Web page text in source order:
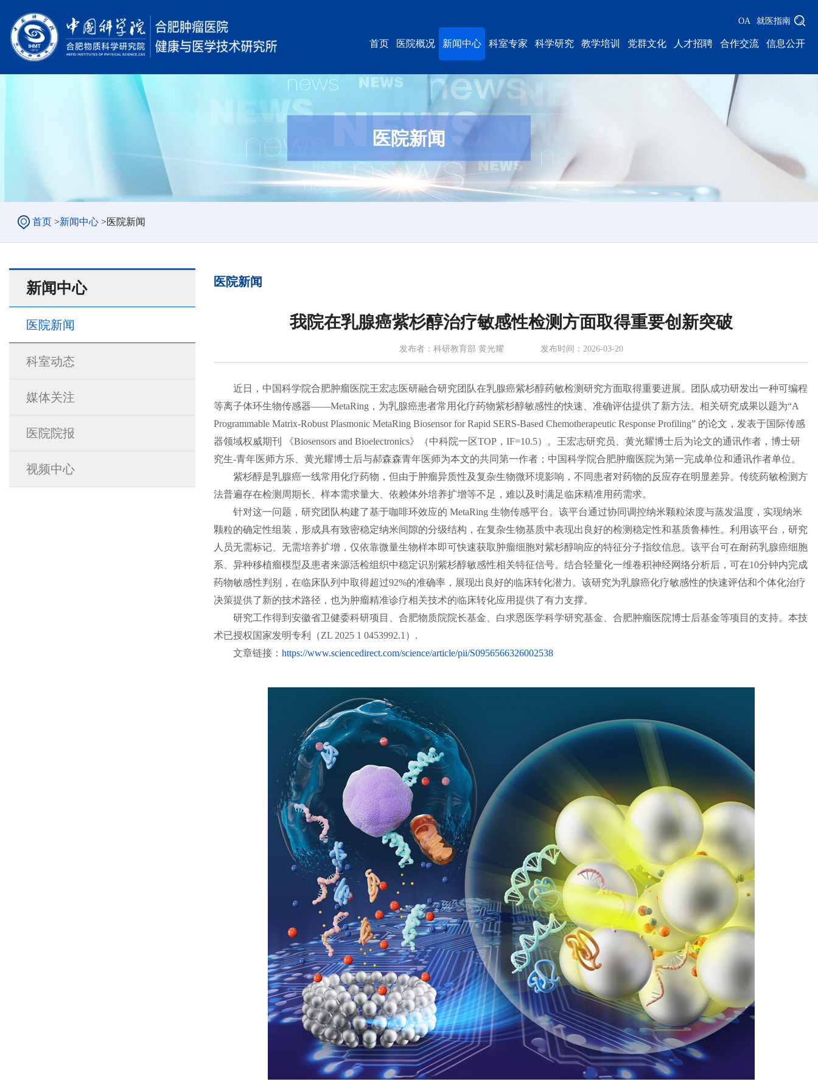
OA 就医指南
首页 医院概况 新闻中心 科室专家 科学研究 教学培训 党群文化 人才招聘 合作交流 信息公开
医院新闻
首页 >新闻中心 >医院新闻
新闻中心
医院新闻
科室动态
媒体关注
医院院报
视频中心
医院新闻
我院在乳腺癌紫杉醇治疗敏感性检测方面取得重要创新突破
发布者：科研教育部 黄光耀 发布时间：2026-03-20
近日，中国科学院合肥肿瘤医院王宏志医研融合研究团队在乳腺癌紫杉醇药敏检测研究方面取得重要进展。团队成功研发出一种可编程
等离子体环生物传感器——MetaRing，为乳腺癌患者常用化疗药物紫杉醇敏感性的快速、准确评估提供了新方法。相关研究成果以题为“A
Programmable Matrix-Robust Plasmonic MetaRing Biosensor for Rapid SERS-Based Chemotherapeutic Response Profiling” 的论文，发表于国际传感
器领域权威期刊
《Biosensors and Bioelectronics》（中科院一区TOP，IF=10.5）。王宏志研究员、黄光耀博士后为论文的通讯作者，博士研
究生-青年医师方乐 黄光耀博士后与郝森森青年医师为本文的共同第一作者；中国科学院合肥肿瘤医院为第一完成单位和通讯作者单位。
紫杉醇是乳腺癌一线常用化疗药物，但由于肿瘤异质性及复杂生物微环境影响，不同患者对药物的反应存在明显差异。传统药敏检测方
法普遍存在检测周期长、样本需求量大、依赖体外培养扩增等不足，难以及时满足临床精准用药需求。
针对这一问题，研究团队构建了基于咖啡环效应的 MetaRing 生物传感平台。该平台通过协同调控纳米颗粒浓度与蒸发温度，实现纳米
颗粒的确定性组装，形成具有致密稳定纳米间隙的分级结构，在复杂生物基质中表现出良好的检测稳定性和基质鲁棒性。利用该平台，研究
人员无需标记、无需培养扩增，仅依靠微量生物样本即可快速获取肿瘤细胞对紫杉醇响应的特征分子指纹信息。该平台可在耐药乳腺癌细胞
系、异种移植瘤模型及患者来源活检组织中稳定识别紫杉醇敏感性相关特征信号。结合轻量化一维卷积神经网络分析后，可在10分钟内完成
药物敏感性判别，在临床队列中取得超过92%的准确率，展现出良好的临床转化潜力。该研究为乳腺癌化疗敏感性的快速评估和个体化治疗
决策提供了新的技术路径，也为肿瘤精准诊疗相关技术的临床转化应用提供了有力支撑。
研究工作得到安徽省卫健委科研项目、合肥物质院院长基金、白求恩医学科学研究基金、合肥肿瘤医院博士后基金等项目的支持。本技
术已授权国家发明专利（ZL 2025 1 0453992.1）.
文章链接： https://www.sciencedirect.com/science/article/pii/S0956566326002538